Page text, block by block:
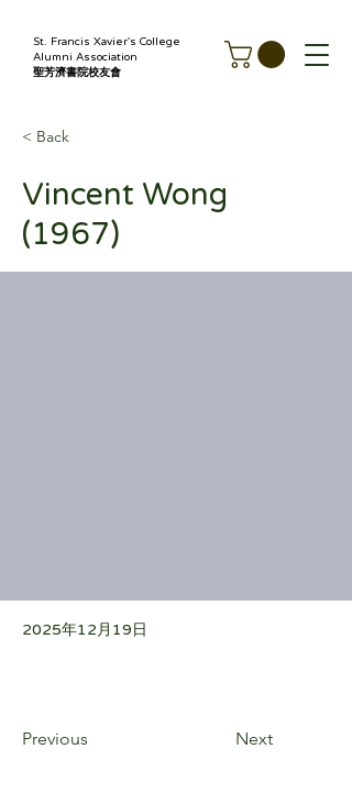
St. Francis Xavier's College
Alumni Association
聖芳濟書院校友會
< Back
Vincent Wong
(1967)
2025年12月19日
Previous Next